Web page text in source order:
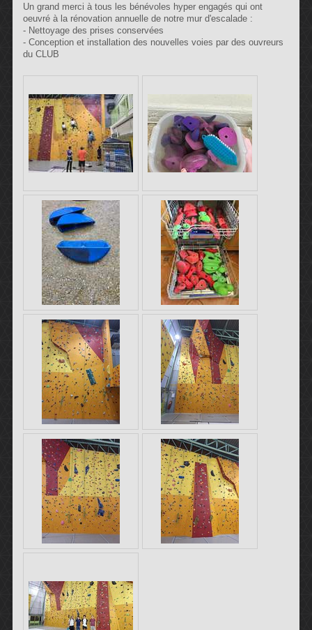
Un grand merci à tous les bénévoles hyper engagés qui ont
oeuvré à la rénovation annuelle de notre mur d'escalade :
- Nettoyage des prises conservées
- Conception et installation des nouvelles voies par des ouvreurs
du CLUB